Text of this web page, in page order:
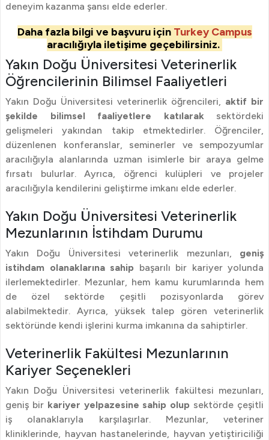
deneyim kazanma şansı elde ederler.
Daha fazla bilgi ve başvuru için Turkey Campus
aracılığıyla iletişime geçebilirsiniz.
Yakın Doğu Üniversitesi Veterinerlik
Öğrencilerinin Bilimsel Faaliyetleri
Yakın Doğu Üniversitesi veterinerlik öğrencileri, aktif bir
şekilde bilimsel faaliyetlere katılaraksektördeki
gelişmeleri yakından takip etmektedirler. Öğrenciler,
düzenlenen konferanslar, seminerler ve sempozyumlar
aracılığıyla alanlarında uzman isimlerle bir araya gelme
fırsatı bulurlar. Ayrıca, öğrenci kulüpleri ve projeler
aracılığıyla kendilerini geliştirme imkanı elde ederler.
Yakın Doğu Üniversitesi Veterinerlik
Mezunlarının İstihdam Durumu
Yakın Doğu Üniversitesi veterinerlik mezunları, geniş
istihdam olanaklarına sahip başarılı bir kariyer yolunda
ilerlemektedirler. Mezunlar, hem kamu kurumlarında hem
de özel sektörde çeşitli pozisyonlarda görev
alabilmektedir. Ayrıca, yüksek talep gören veterinerlik
sektöründe kendi işlerini kurma imkanına da sahiptirler.
Veterinerlik Fakültesi Mezunlarının
Kariyer Seçenekleri
Yakın Doğu Üniversitesi veterinerlik fakültesi mezunları,
geniş bir kariyer yelpazesine sahip olup sektörde çeşitli
iş olanaklarıyla karşılaşırlar. Mezunlar, veteriner
kliniklerinde, hayvan hastanelerinde, hayvan yetiştiriciliği